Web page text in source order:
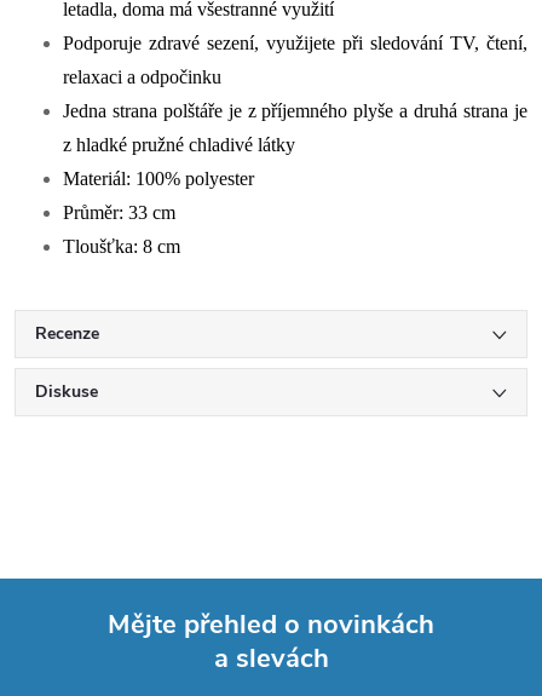
letadla, doma má všestranné využití
Podporuje zdravé sezení, využijete při sledování TV, čtení,
relaxaci a odpočinku
Jedna strana polštáře je z příjemného plyše a druhá strana je
z hladké pružné chladivé látky
Materiál: 100% polyester
Průměr: 33 cm
Tloušťka: 8 cm
Recenze
Diskuse
Mějte přehled o novinkách
a slevách